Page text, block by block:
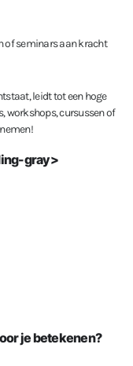
of seminars aan kracht
leidt tot een hoge
workshops, cursussen of
gray>
je betekenen?